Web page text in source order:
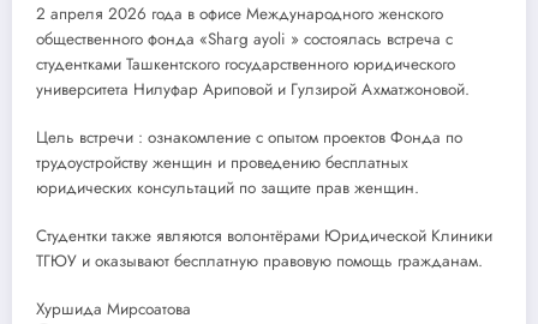
2 апреля 2026 года в офисе Международного женского
общественного фонда «Sharg ayoli » состоялась встреча с
студентками Ташкентского государственного юридического
университета Нилуфар Ариповой и Гулзирой Ахматжоновой.
Цель встречи : ознакомление с опытом проектов Фонда по
трудоустройству женщин и проведению бесплатных
юридических консультаций по защите прав женщин.
Студентки также являются волонтёрами Юридической Клиники
ТГЮУ и оказывают бесплатную правовую помощь гражданам.
Хуршида Мирсоатова